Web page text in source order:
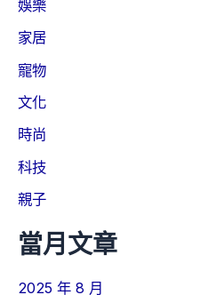
娛樂
家居
寵物
文化
時尚
科技
親子
當月文章
2025 年 8 月